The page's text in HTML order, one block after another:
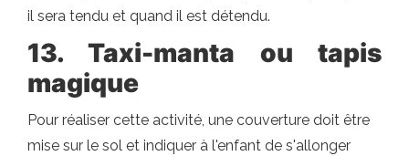
il sera tendu et quand il est détendu.
13. Taxi-manta ou tapis
magique
Pour réaliser cette activité, une couverture doit être
mise sur le sol et indiquer à l'enfant de s'allonger